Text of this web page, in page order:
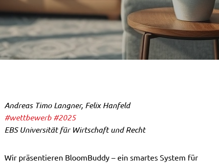
Andreas Timo Langner, Felix Hanfeld
#wettbewerb #2025
EBS Universität für Wirtschaft und Recht
Wir präsentieren BloomBuddy – ein smartes System für